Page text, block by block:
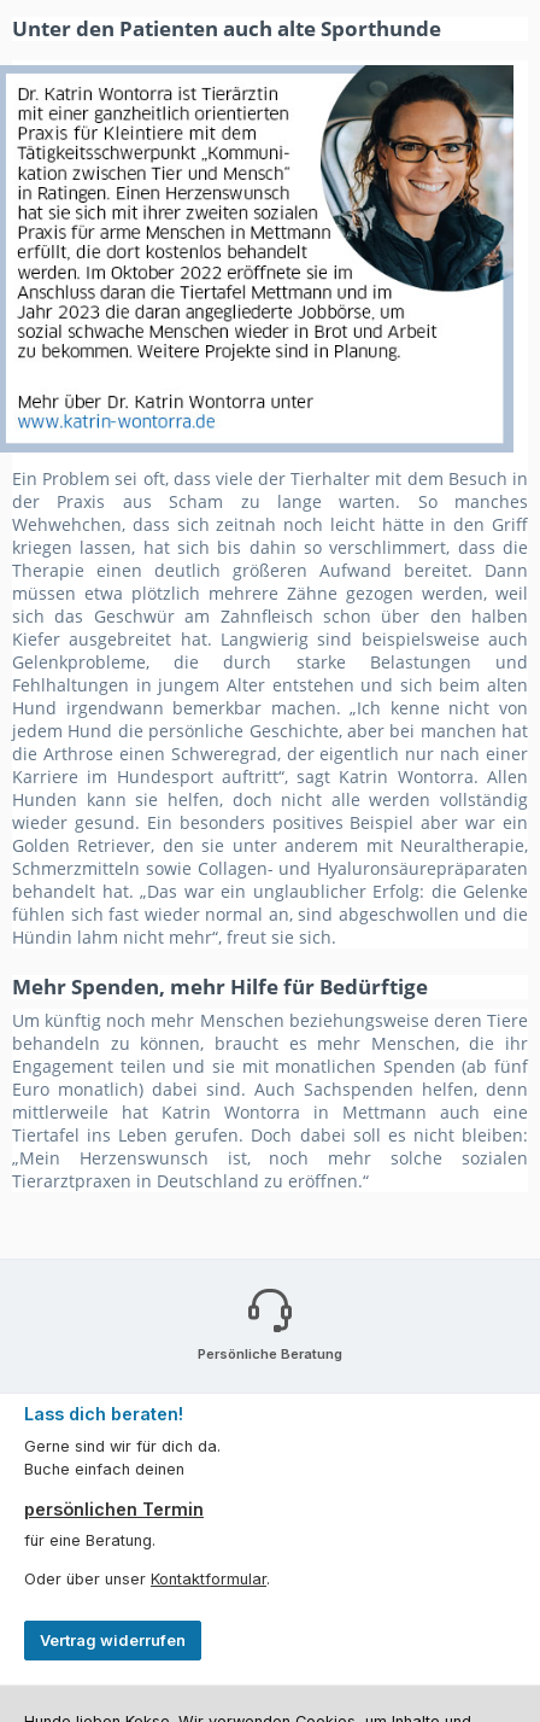
Unter den Patienten auch alte Sporthunde
Ein Problem sei oft, dass viele der Tierhalter mit dem Besuch in
der Praxis aus Scham zu lange warten. So manches
Wehwehchen, dass sich zeitnah noch leicht hätte in den Griff
kriegen lassen, hat sich bis dahin so verschlimmert, dass die
Therapie einen deutlich größeren Aufwand bereitet. Dann
müssen etwa plötzlich mehrere Zähne gezogen werden, weil
sich das Geschwür am Zahnfleisch schon über den halben
Kiefer ausgebreitet hat. Langwierig sind beispielsweise auch
Gelenkprobleme, die durch starke Belastungen und
Fehlhaltungen in jungem Alter entstehen und sich beim alten
Hund irgendwann bemerkbar machen. „Ich kenne nicht von
jedem Hund die persönliche Geschichte, aber bei manchen hat
die Arthrose einen Schweregrad, der eigentlich nur nach einer
Karriere im Hundesport auftritt“, sagt Katrin Wontorra. Allen
Hunden kann sie helfen, doch nicht alle werden vollständig
wieder gesund. Ein besonders positives Beispiel aber war ein
Golden Retriever, den sie unter anderem mit Neuraltherapie,
Schmerzmitteln sowie Collagen- und Hyaluronsäurepräparaten
behandelt hat. „Das war ein unglaublicher Erfolg: die Gelenke
fühlen sich fast wieder normal an, sind abgeschwollen und die
Hündin lahm nicht mehr“, freut sie sich.
Mehr Spenden, mehr Hilfe für Bedürftige
Um künftig noch mehr Menschen beziehungsweise deren Tiere
behandeln zu können, braucht es mehr Menschen, die ihr
Engagement teilen und sie mit monatlichen Spenden (ab fünf
Euro monatlich) dabei sind. Auch Sachspenden helfen, denn
mittlerweile hat Katrin Wontorra in Mettmann auch eine
Tiertafel ins Leben gerufen. Doch dabei soll es nicht bleiben:
„Mein Herzenswunsch ist, noch mehr solche sozialen
Tierarztpraxen in Deutschland zu eröffnen.“
Persönliche Beratung
Lass dich beraten!
Gerne sind wir für dich da.
Buche einfach deinen
persönlichen Termin
für eine Beratung.
Oder über unser Kontaktformular.
Vertrag widerrufen
Kundenservice